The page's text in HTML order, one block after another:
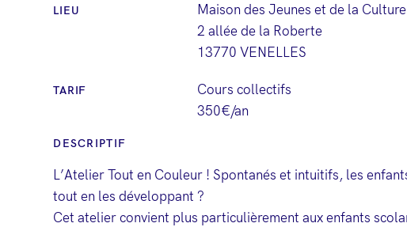
LIEU
Maison des Jeunes et de la Culture
2 allée de la Roberte
13770 VENELLES
TARIF
Cours collectifs
350€/an
DESCRIPTIF
L’Atelier Tout en Couleur ! Spontanés et intuitifs, les
tout en les développant ?
Cet atelier convient plus particulièrement aux enfants